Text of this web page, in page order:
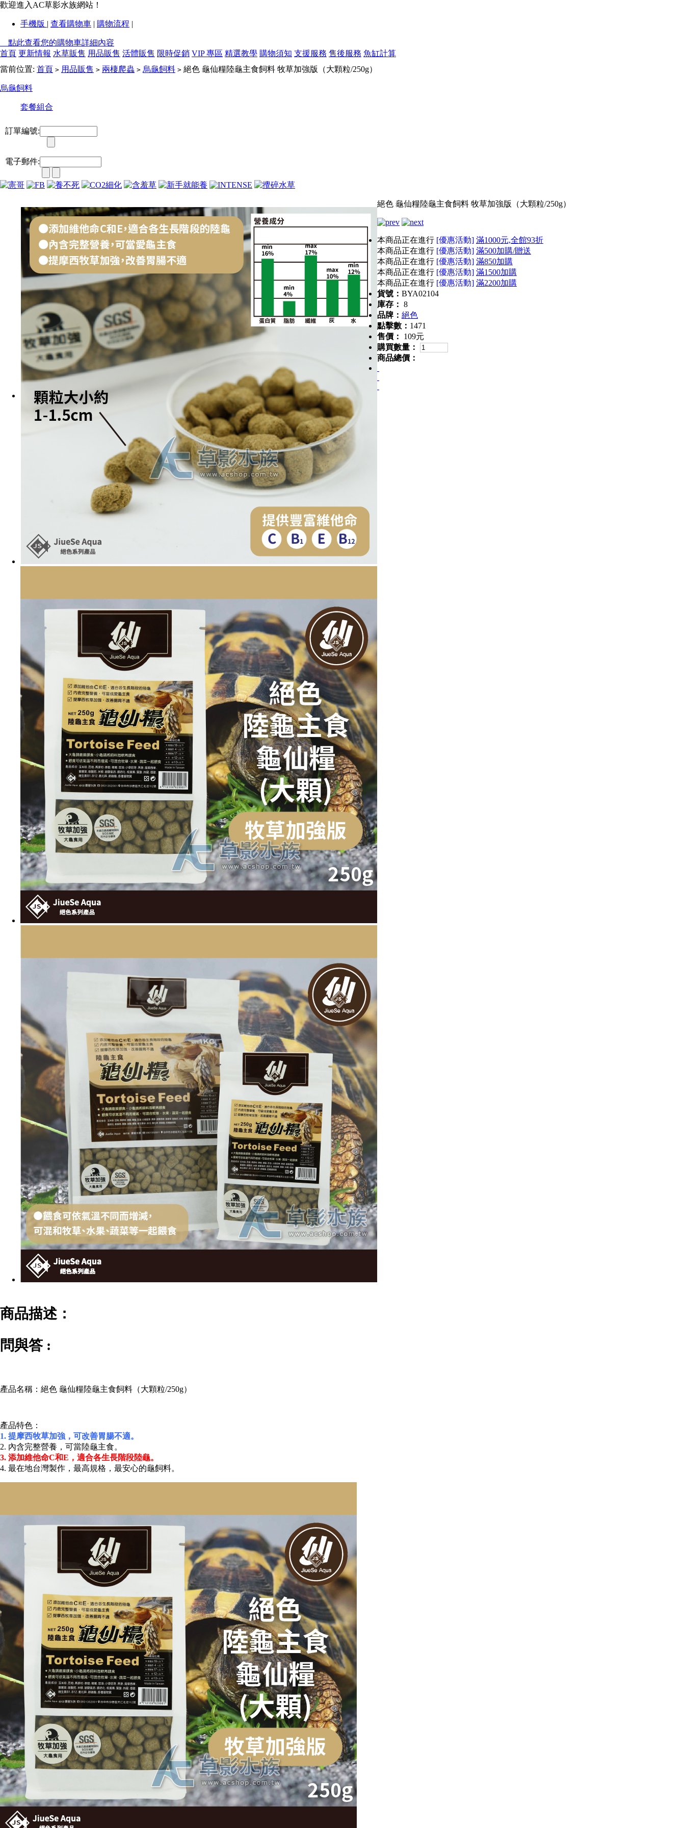
歡迎進入AC草影水族網站！
手機版 | 查看購物車 | 購物流程 |
點此查看您的購物車詳細內容
首頁 更新情報 水草販售 用品販售 活體販售 限時促銷 VIP 專區 精選教學 購物須知 支援服務 售後服務 魚缸計算
當前位置: 首頁 > 用品販售 > 兩棲爬蟲 > 烏龜飼料 > 絕色 龜仙糧陸龜主食飼料 牧草加強版（大顆粒/250g）
烏龜飼料
套餐組合
訂單編號:
電子郵件:
絕色 龜仙糧陸龜主食飼料 牧草加強版（大顆粒/250g）
本商品正在進行 [優惠活動] 滿1000元,全館93折
本商品正在進行 [優惠活動] 滿500加購/贈送
本商品正在進行 [優惠活動] 滿850加購
本商品正在進行 [優惠活動] 滿1500加購
本商品正在進行 [優惠活動] 滿2200加購
貨號： BYA02104
庫存： 8
品牌： 絕色
點擊數： 1471
售價：
109元
購買數量：
商品總價：
商品描述：
問與答 :
產品名稱：絕色 龜仙糧陸龜主食飼料（大顆粒/250g）
產品特色：
1. 提摩西牧草加強，可改善胃腸不適。
2. 內含完整營養，可當陸龜主食。
3. 添加維他命C和E，適合各生長階段陸龜。
4. 最在地台灣製作，最高規格，最安心的龜飼料。